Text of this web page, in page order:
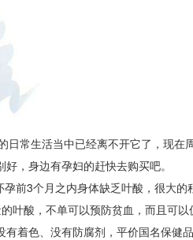
日常生活当中已经离不开它了，现在
，身边有孕妇的赶快去购买吧。
前3个月之内身体缺乏叶酸，很大的
叶酸，不单可以预防贫血，而且可以
着色、没有防腐剂，平价国名保健品